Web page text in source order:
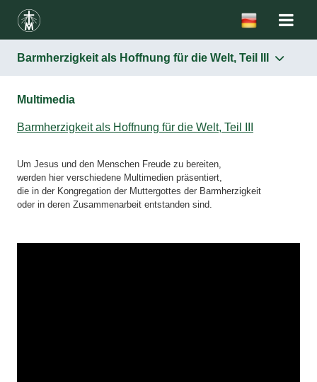
Barmherzigkeit als Hoffnung für die Welt, Teil III
Multimedia
Barmherzigkeit als Hoffnung für die Welt, Teil III
Um Jesus und den Menschen Freude zu bereiten,
werden hier verschiedene Multimedien präsentiert,
die in der Kongregation der Muttergottes der Barmherzigkeit
oder in deren Zusammenarbeit entstanden sind.